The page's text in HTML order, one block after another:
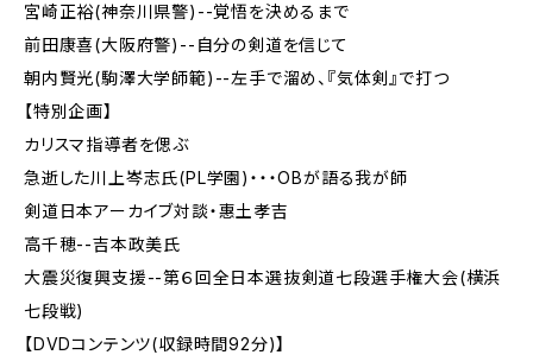
宮崎正裕(神奈川県警)--覚悟を決めるまで
前田康喜(大阪府警)--自分の剣道を信じて
朝内賢光(駒澤大学師範)--左手で溜め、『気体剣』で打つ
【特別企画】
カリスマ指導者を偲ぶ
急逝した川上岑志氏(PL学園)・・・OBが語る我が師
剣道日本アーカイブ対談・惠土孝吉
高千穂--吉本政美氏
大震災復興支援--第６回全日本選抜剣道七段選手権大会(横浜
七段戦)
【DVDコンテンツ(収録時間92分)】